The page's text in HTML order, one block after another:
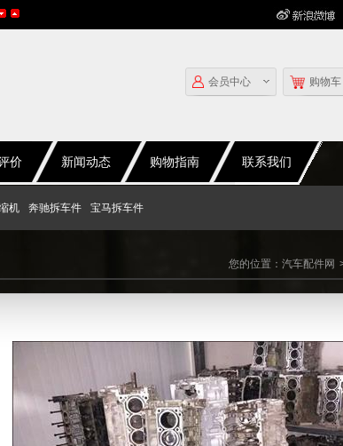
购物车
会员中心
价 新闻动态 购物指南 联系我们
机 奔驰拆车件 宝马拆车件
您的位置： 汽车配件网